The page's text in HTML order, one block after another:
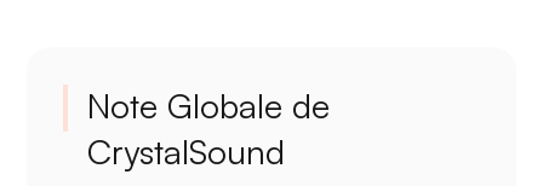
Note Globale de
CrystalSound